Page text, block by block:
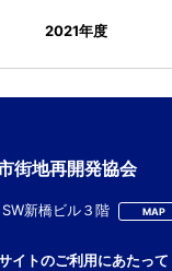
2021年度
イトのご利用にあたって
街地再開発協会
新橋ビル３階
MAP